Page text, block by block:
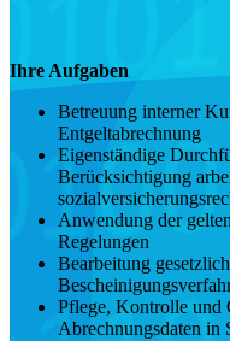
Ihre Aufgaben
Betreuung interner
Entgeltabrechnung
Eigenständige
Berücksichtigung
Anwendung der
Regelungen
Bearbeitung
Pflege, Kontrolle und
Abrechnungsdaten in